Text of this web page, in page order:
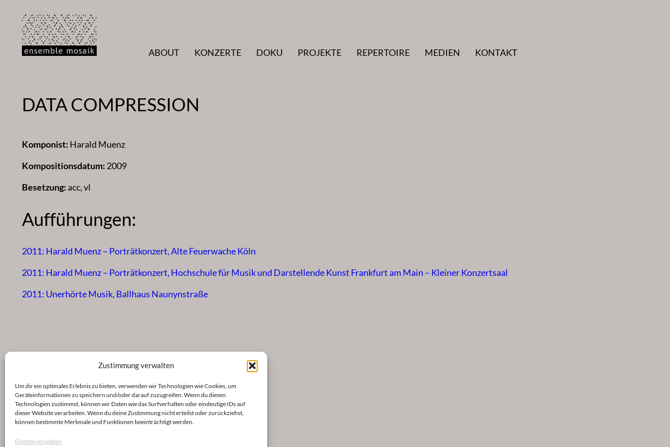
Zustimmung verwalten
Um dir ein optimales Erlebnis zu bieten, verwenden wir Technologien wie Cookies, um
Geräteinformationen zu speichern und/oder darauf zuzugreifen. Wenn du diesen
Technologien zustimmst, können wir Daten wie das Surfverhalten oder eindeutige IDs auf
dieser Website verarbeiten. Wenn du deine Zustimmung nicht erteilst oder zurückziehst,
können bestimmte Merkmale und Funktionen beeinträchtigt werden.
Dienste verwalten
Inhalt
springen
ABOUT
KONZERTE DOKU PROJEKTE REPERTOIRE MEDIEN KONTAKT
DATA COMPRESSION
Komponist: Harald Muenz
Kompositionsdatum: 2009
Besetzung:acc, vl
Aufführungen:
2011: Harald Muenz – Porträtkonzert, Alte Feuerwache Köln
2011: Harald Muenz – Porträtkonzert, Hochschule für Musik und Darstellende Kunst Frankfurt am Main – Kleiner Konzertsaal
2011: Unerhörte Musik, Ballhaus Naunynstraße